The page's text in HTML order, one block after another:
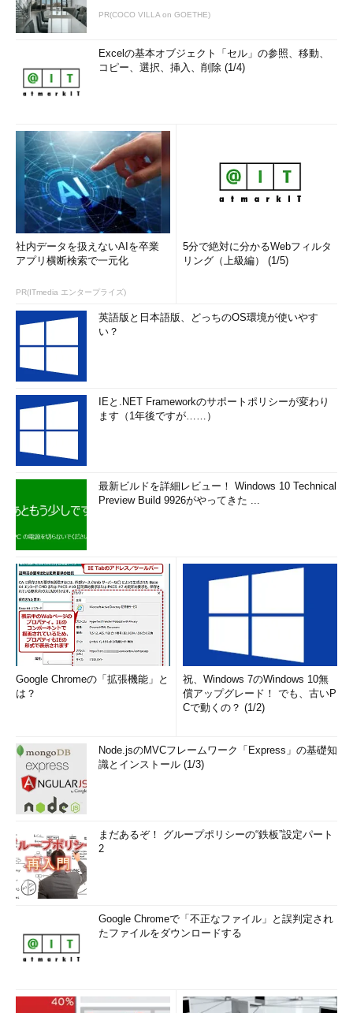
PR(COCO VILLA on GOETHE)
Excelの基本オブジェクト「セル」の参照、移動、
コピー、選択、挿入、削除 (1/4)
社内データを扱えないAIを卒業
アプリ横断検索で一元化
PR(ITmedia エンタープライズ)
5分で絶対に分かるWebフィルタ
リング（上級編） (1/5)
英語版と日本語版、どっちのOS環境が使いやす
い？
IEと.NET Frameworkのサポートポリシーが変わり
ます（1年後ですが……）
最新ビルドを詳細レビュー！ Windows 10 Technical
Preview Build 9926がやってきた ...
Google Chromeの「拡張機能」と
は？
祝、Windows 7のWindows 10無
償アップグレード！ でも、古いP
Cで動くの？ (1/2)
Node.jsのMVCフレームワーク「Express」の基礎知
識とインストール (1/3)
まだあるぞ！ グループポリシーの“鉄板”設定パート
2
Google Chromeで「不正なファイル」と誤判定され
たファイルをダウンロードする